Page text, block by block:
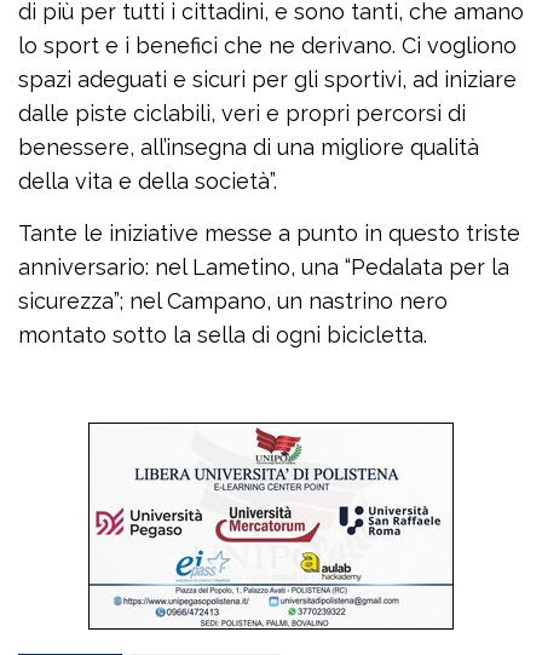
di più per tutti i cittadini, e sono tanti, che amano
lo sport e i benefici che ne derivano. Ci vogliono
spazi adeguati e sicuri per gli sportivi, ad iniziare
dalle piste ciclabili, veri e propri percorsi di
benessere, all’insegna di una migliore qualità
della vita e della società”.
Tante le iniziative messe a punto in questo triste
anniversario: nel Lametino, una “Pedalata per la
sicurezza”; nel Campano, un nastrino nero
montato sotto la sella di ogni bicicletta.